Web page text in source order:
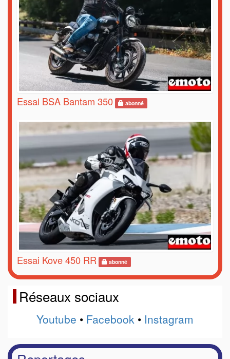
Essai BSA Bantam 350 abonné
Essai Kove 450 RR abonné
Réseaux sociaux
Youtube • Facebook • Instagram